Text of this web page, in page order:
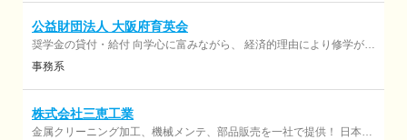
公益財団法人 大阪府育英会
奨学金の貸付・給付 向学心に富みながら、 経済的理由により修学が困
難な学生・生徒に学資の貸付・給付を行い、 教育の機会均等を図るこ
事務系
株式会社三恵工業
金属クリーニング加工、機械メンテ、部品販売を一社で提供！ 日本唯